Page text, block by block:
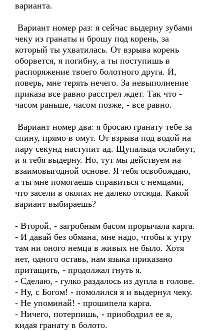
варианта.
Вариант номер раз: я сейчас выдерну зубами
чеку из гранаты и брошу под корень, за
который ты ухватилась. От взрыва корень
оборвется, я погибну, а ты поступишь в
распоряжение твоего болотного друга. И,
поверь, мне терять нечего. За невыполнение
приказа все равно расстрел ждет. Так что -
часом раньше, часом позже, - все равно.
Вариант номер два: я бросаю гранату тебе за
спину, прямо в омут. От взрыва под водой на
пару секунд наступит ад. Щупальца ослабнут,
и я тебя выдерну. Но, тут мы действуем на
взаимовыгодной основе. Я тебя освобождаю,
а ты мне помогаешь справиться с немцами,
что засели в окопах не далеко отсюда. Какой
вариант выбираешь?
- Второй, - загробным басом прорычала карга.
- И давай без обмана, мне надо, чтобы к утру
там ни оного немца в живых не было. Хотя
нет, одного оставь, нам языка приказано
притащить, - продолжал гнуть я.
- Сделаю, - гулко раздалось из дупла в голове.
- Ну, с Богом! - помолился я и выдернул чеку.
- Не упоминай! - прошипела карга.
- Ничего, потерпишь, - приободрил ее я,
кидая гранату в болото.